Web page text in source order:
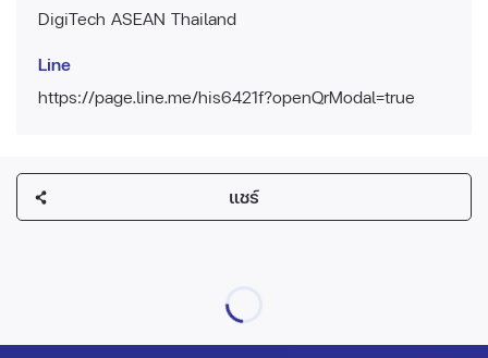
DigiTech ASEAN Thailand
Line
https://page.line.me/his6421f?openQrModal=true
แชร์